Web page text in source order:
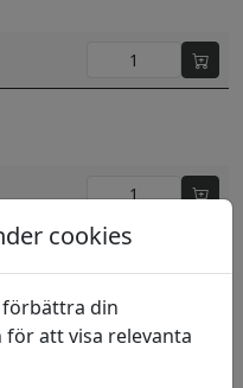
cookies
förbättra din
att visa relevanta